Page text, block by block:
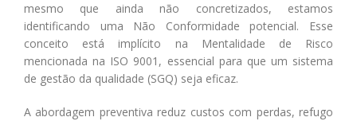
mesmo que ainda não concretizados, estamos
identificando uma Não Conformidade potencial. Esse
conceito está implícito na Mentalidade de Risco
mencionada na ISO 9001, essencial para que um sistema
de gestão da qualidade (SGQ) seja eficaz.
A abordagem preventiva reduz custos com perdas, refugo